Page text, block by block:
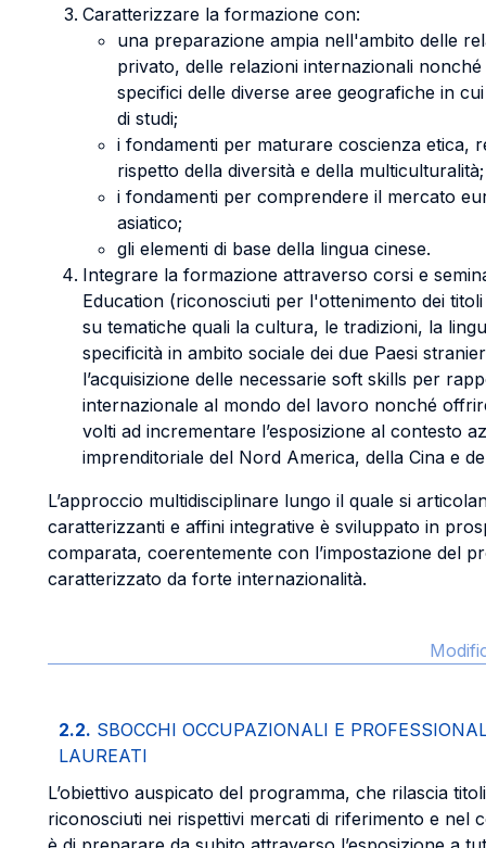
Caratterizzare la formazione con:
una preparazione ampia nell'ambito delle
privato, delle relazioni internazionali
specifici delle diverse aree geografiche in
di studi;
i fondamenti per maturare coscienza etica,
rispetto della diversità e della multiculturalità;
i fondamenti per comprendere il mercato
asiatico;
gli elementi di base della lingua cinese.
Integrare la formazione attraverso corsi e
Education (riconosciuti per l'ottenimento dei
su tematiche quali la cultura, le tradizioni, la
specificità in ambito sociale dei due Paesi
l’acquisizione delle necessarie soft skills per
internazionale al mondo del lavoro nonché
volti ad incrementare l’esposizione al contesto
imprenditoriale del Nord America, della Cina e
L’approccio multidisciplinare lungo il quale si
caratterizzanti e affini integrative è sviluppato in
comparata, coerentemente con l’impostazione del
caratterizzato da forte internazionalità.
2.2. SBOCCHI OCCUPAZIONALI E
LAUREATI
L’obiettivo auspicato del programma, che rilascia
riconosciuti nei rispettivi mercati di riferimento e nel